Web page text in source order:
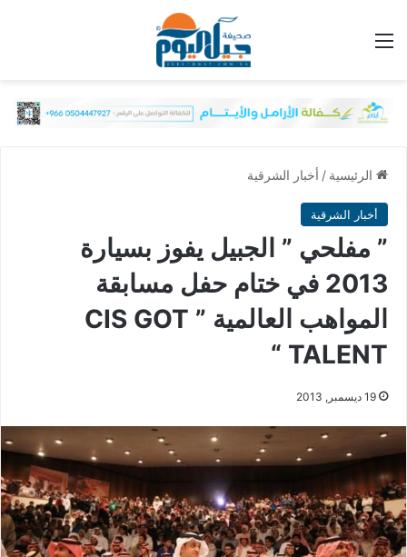
الرئيسية / أخبار الشرقية
أخبار الشرقية
” مفلحي ” الجبيل يفوز بسيارة
2013 في ختام حفل مسابقة
المواهب العالمية ” CIS GOT
TALENT “
19 ديسمبر, 2013